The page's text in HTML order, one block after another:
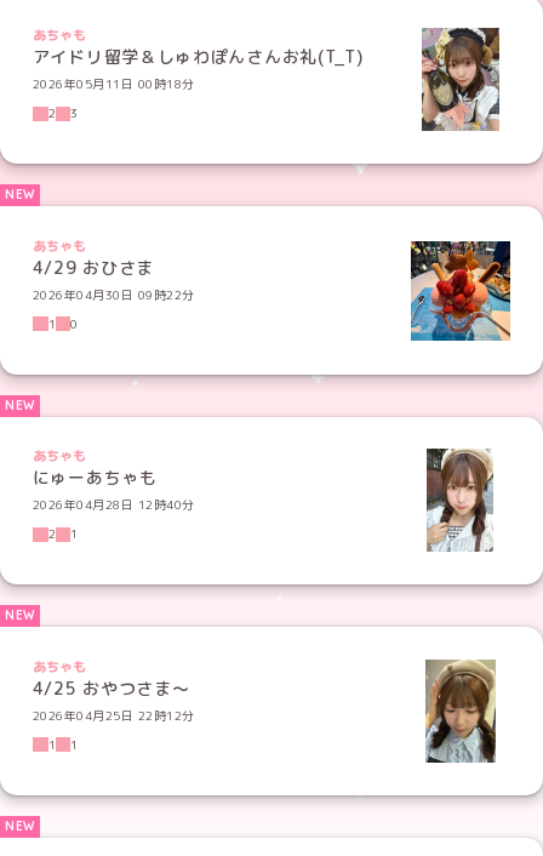
あちゃも
アイドリ留学＆しゅわぽんさんお礼(T_T)
2026年05月11日 00時18分
2
3
あちゃも
4/29 おひさま
2026年04月30日 09時22分
1
0
あちゃも
にゅーあちゃも
2026年04月28日 12時40分
2
1
あちゃも
4/25 おやつさま〜
2026年04月25日 22時12分
1
1